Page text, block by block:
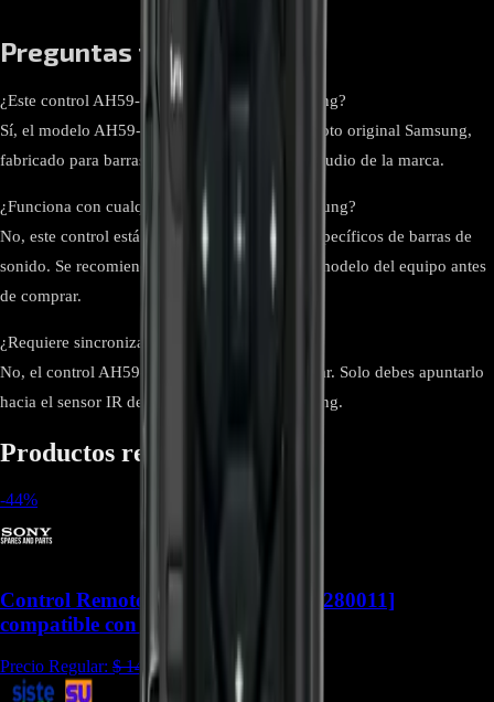
Preguntas frecuentes
¿Este control AH59-02758A es original Samsung?
Sí, el modelo AH59-02758A es un control remoto original Samsung,
fabricado para barras de sonido y sistemas de audio de la marca.
¿Funciona con cualquier barra de sonido Samsung?
No, este control está diseñado para modelos específicos de barras de
sonido. Se recomienda verificar el número de modelo del equipo antes
de comprar.
¿Requiere sincronización o configuración?
No, el control AH59-02758A está listo para usar. Solo debes apuntarlo
hacia el sensor IR de la barra de sonido Samsung.
Productos relacionados
-44%
Control Remoto RM-AMU199 [149280011]
compatible con MHC-V5 - CR-134
Precio Regular: $144.000